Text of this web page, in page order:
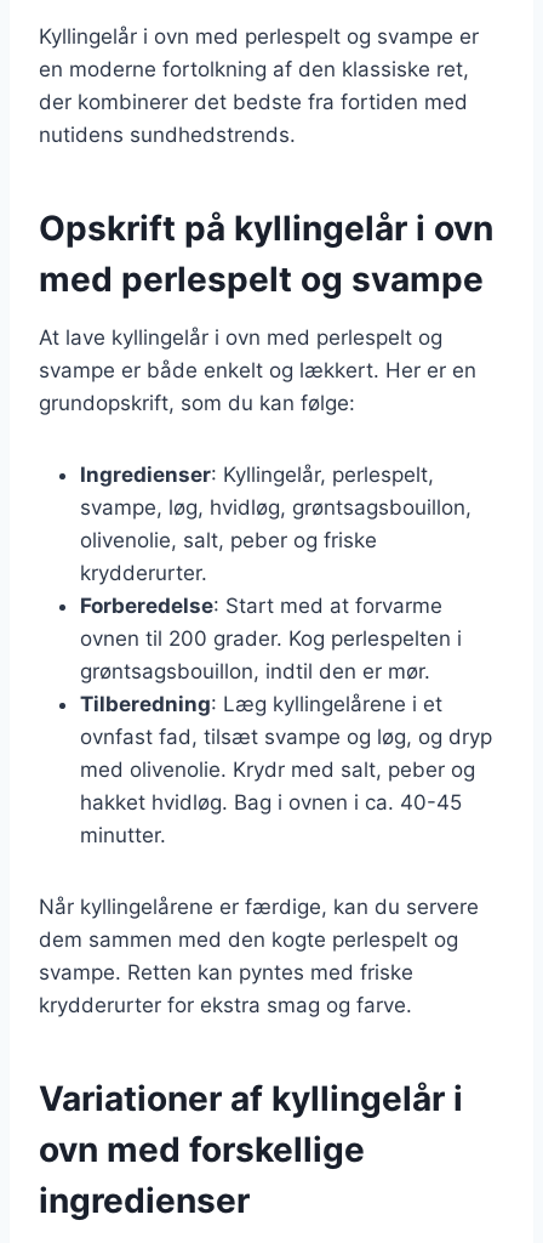
Kyllingelår i ovn med perlespelt og svampe er
en moderne fortolkning af den klassiske ret,
der kombinerer det bedste fra fortiden med
nutidens sundhedstrends.
Opskrift på kyllingelår i ovn
med perlespelt og svampe
At lave kyllingelår i ovn med perlespelt og
svampe er både enkelt og lækkert. Her er en
grundopskrift, som du kan følge:
Ingredienser: Kyllingelår, perlespelt,
svampe, løg, hvidløg, grøntsagsbouillon,
olivenolie, salt, peber og friske
krydderurter.
Forberedelse: Start med at forvarme
ovnen til 200 grader. Kog perlespelten i
grøntsagsbouillon, indtil den er mør.
Tilberedning: Læg kyllingelårene i et
ovnfast fad, tilsæt svampe og løg, og dryp
med olivenolie. Krydr med salt, peber og
hakket hvidløg. Bag i ovnen i ca. 40-45
minutter.
Når kyllingelårene er færdige, kan du servere
dem sammen med den kogte perlespelt og
svampe. Retten kan pyntes med friske
krydderurter for ekstra smag og farve.
Variationer af kyllingelår i
ovn med forskellige
ingredienser